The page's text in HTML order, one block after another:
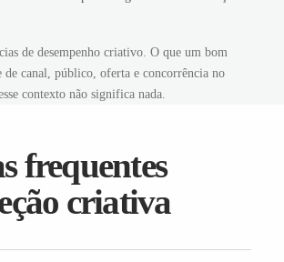
de desempenho criativo. O que um bom
de canal, público, oferta e concorrência no
contexto não significa nada.
frequentes
criativa